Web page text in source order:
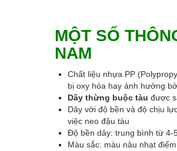
MỘT SỐ
NAM
Chất liệu nhựa PP
bị oxy hóa hay ảnh hưởng
Dây thừng buộc tàu được
Dây với độ bền và độ chịu
việc neo đậu tàu
Độ bền dây: trung bình từ 4-
Màu sắc: màu nâu nhạt